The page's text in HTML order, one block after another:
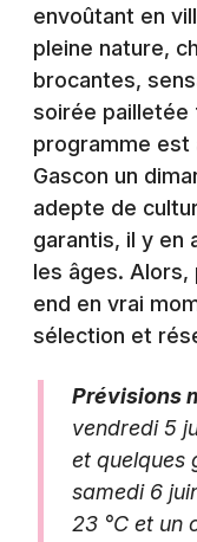
Soirées
Sorties famille
Expos
Sorties & loisirs
Agenda en Lot-
Agenda en
Newsletter des
Strasbourg
Toulouse
Toutes les villes
envoûtant en
pleine nature,
brocantes,
soirée pailletée
programme est
Gascon un
adepte de
garantis, il y en
les âges.
end en vrai
sélection et
Prévisions
vendredi 5
et quelques
samedi 6
23 °C et un